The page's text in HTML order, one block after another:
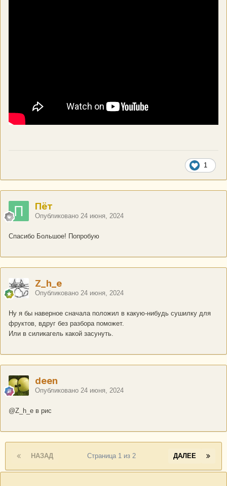
1
Пёт
Опубликовано 24 июня, 2024
Спасибо Большое! Попробую
Z_h_e
Опубликовано 24 июня, 2024
Ну я бы наверное сначала положил в какую-нибудь сушилку для
фруктов, вдруг без разбора поможет.
Или в силикагель какой засунуть.
deen
Опубликовано 24 июня, 2024
@Z_h_e в рис
НАЗАД ДАЛЕЕ
Страница 1 из 2